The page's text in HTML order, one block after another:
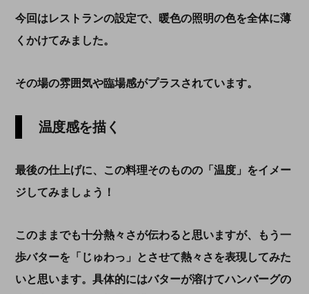
今回はレストランの設定で、暖色の照明の色を全体に薄
くかけてみました。
その場の雰囲気や臨場感がプラスされています。
温度感を描く
最後の仕上げに、この料理そのものの「温度」をイメー
ジしてみましょう！
このままでも十分熱々さが伝わると思いますが、もう一
歩バターを「じゅわっ」とさせて熱々さを表現してみた
いと思います。具体的にはバターが溶けてハンバーグの